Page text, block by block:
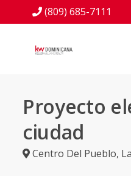
(809) 685-7111
Proyecto
ciudad
Centro Del Pueblo,